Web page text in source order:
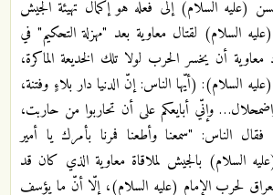
(عليه السلام) إلى فعله هو إكمال تهيئة الجيش
السلام) لقتال معاوية بعد "مهزلة التحكيم" في
أن يخسر الحرب لولا تلك الخديعة الماكرة،
السلام): (أيّها الناس: إنّ الدنيا دار بلاءٍ وفتنة،
وإنّي أبايعكم على أن تحاربوا من حاربت،
الناس: "سمعنا وأطعنا فمرنا بأمرك يا أمير
السلام) بالجيش لملاقاة معاوية الذي كان قد
لحرب الإمام (عليه السلام)، إلّا أنّ ما يؤسف